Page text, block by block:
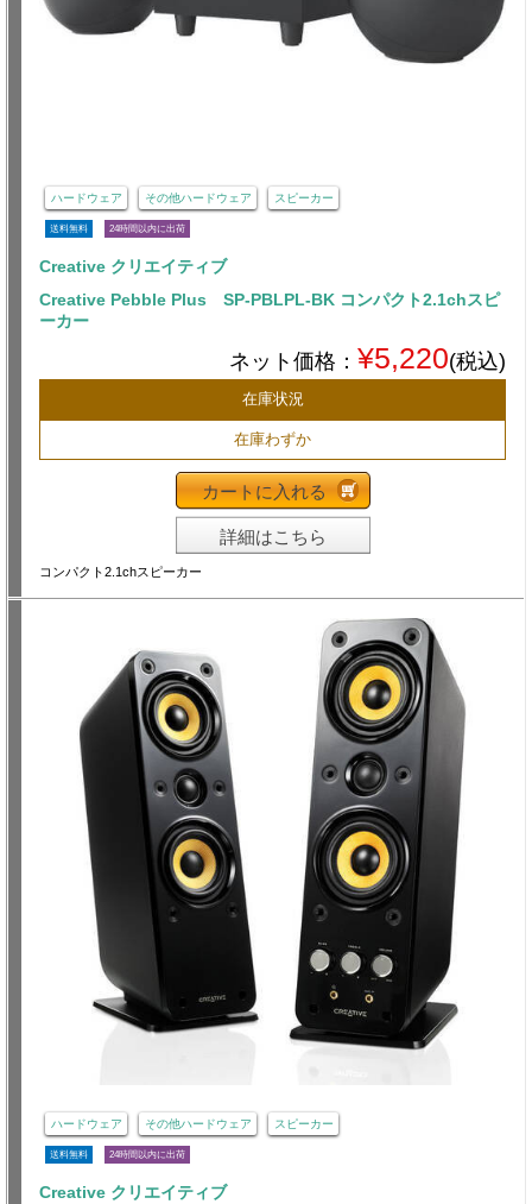
ハードウェア その他ハードウェア スピーカー
送料無料 24時間以内に出荷
Creative クリエイティブ
Creative Pebble Plus SP-PBLPL-BK コンパクト2.1chスピ
ーカー
ネット価格： ¥5,220(税込)
在庫状況
在庫わずか
カートに入れる
詳細はこちら
コンパクト2.1chスピーカー
ハードウェア その他ハードウェア スピーカー
送料無料 24時間以内に出荷
Creative クリエイティブ